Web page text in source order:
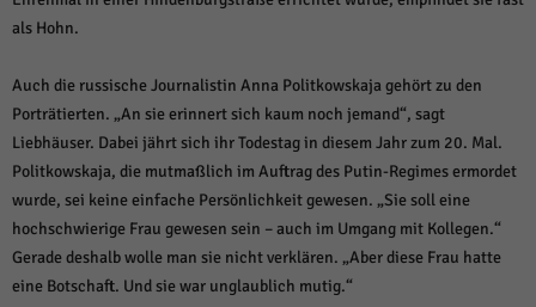
als Hohn.
Auch die russische Journalistin Anna Politkowskaja gehört zu den
Porträtierten. „An sie erinnert sich kaum noch jemand“, sagt
Liebhäuser. Dabei jährt sich ihr Todestag in diesem Jahr zum 20. Mal.
Politkowskaja, die mutmaßlich im Auftrag des Putin-Regimes ermordet
wurde, sei keine einfache Persönlichkeit gewesen. „Sie soll eine
hochschwierige Frau gewesen sein – auch im Umgang mit Kollegen.“
Gerade deshalb wolle man sie nicht verklären. „Aber diese Frau hatte
eine Botschaft. Und sie war unglaublich mutig.“